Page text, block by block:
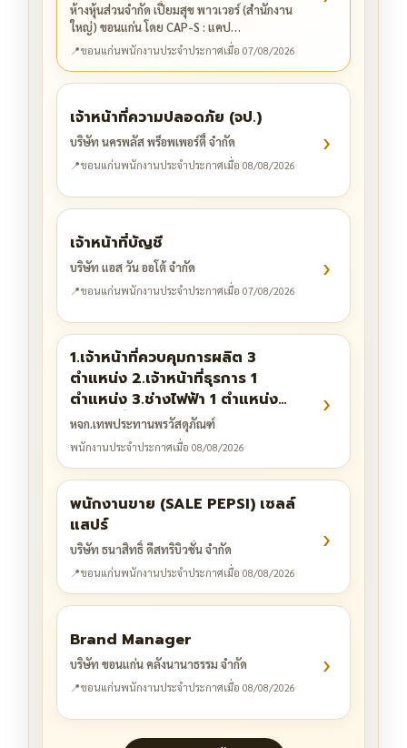
ห้างหุ้นส่วนจำกัด เปี่ยมสุข พาวเวอร์ (สำนักงาน
ใหญ่) ขอนแก่น โดย CAP-S : แคป…
📍ขอนแก่นพนักงานประจำประกาศเมื่อ 07/08/2026
เจ้าหน้าที่ความปลอดภัย (จป.)
บริษัท นครพลัส พร็อพเพอร์ตี้ จำกัด
📍ขอนแก่นพนักงานประจำประกาศเมื่อ 08/08/2026
›
เจ้าหน้าที่บัญชี
บริษัท แอส วัน ออโต้ จำกัด
📍ขอนแก่นพนักงานประจำประกาศเมื่อ 07/08/2026
›
1.เจ้าหน้าที่ควบคุมการผลิต 3
ตำแหน่ง 2.เจ้าหน้าที่ธุรการ 1
ตำแหน่ง 3.ช่างไฟฟ้า 1 ตำแหน่ง
4.ช่างเชื่อม 1 ตำแหน่ง 5.พนักงาน
ขับรถ 5 ตำแหน่ง
หจก.เทพประทานพรวัสดุภัณฑ์
พนักงานประจำประกาศเมื่อ 08/08/2026
›
พนักงานขาย (SALE PEPSI) เซลล์
แสปร์
บริษัท ธนาสิทธิ์ ดีสทริบิวชั่น จำกัด
📍ขอนแก่นพนักงานประจำประกาศเมื่อ 08/08/2026
›
Brand Manager
บริษัท ขอนแก่น คลังนานาธรรม จำกัด
📍ขอนแก่นพนักงานประจำประกาศเมื่อ 08/08/2026
›